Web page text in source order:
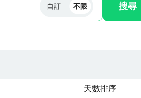
自訂 不限 搜尋
天數排序